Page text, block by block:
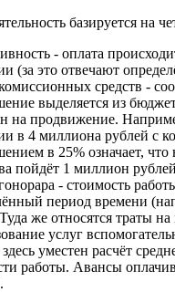
базируется на
- оплата
(за это отвечают
средств -
выделяется из
на продвижение.
в 4 миллиона рублей с
в 25% означает,
пойдёт 1 миллион
- стоимость
период времени
же относятся траты
услуг
уместен расчёт
работы. Авансы